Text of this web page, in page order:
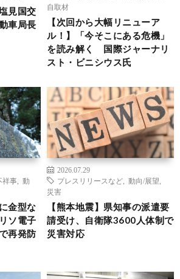
見国交
車局長
自取材
【次回から大幅リニューア
ル！】「今そこにある危機」
を読み解く 国際ジャーナリ
スト・ビニシウス氏
祥事
動
金型な
ソ電子
再発防
2026.07.29
プレスリリースなど
動向/展望
災害
【熊本地震】県知事の派遣要
請受け、自衛隊3600人体制で
災害対応